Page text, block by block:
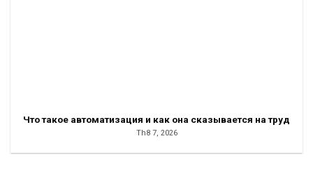
Что такое автоматизация и как она сказывается на труд
Th8 7, 2026